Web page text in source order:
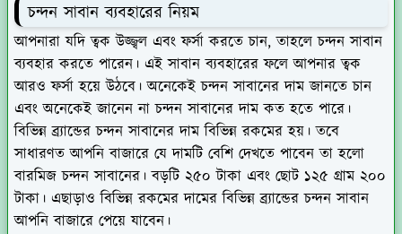
চন্দন সাবান ব্যবহারের নিয়ম
আপনারা যদি ত্বক উজ্জ্বল এবং ফর্সা করতে চান, তাহলে চন্দন সাবান
ব্যবহার করতে পারেন। এই সাবান ব্যবহারের ফলে আপনার ত্বক
আরও ফর্সা হয়ে উঠবে। অনেকেই চন্দন সাবানের দাম জানতে চান
এবং অনেকেই জানেন না চন্দন সাবানের দাম কত হতে পারে।
বিভিন্ন ব্র্যান্ডের চন্দন সাবানের দাম বিভিন্ন রকমের হয়। তবে
সাধারণত আপনি বাজারে যে দামটি বেশি দেখতে পাবেন তা হলো
বারমিজ চন্দন সাবানের। বড়টি ২৫০ টাকা এবং ছোট ১২৫ গ্রাম ২০০
টাকা। এছাড়াও বিভিন্ন রকমের দামের বিভিন্ন ব্র্যান্ডের চন্দন সাবান
আপনি বাজারে পেয়ে যাবেন।